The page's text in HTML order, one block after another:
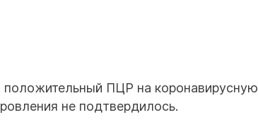
ПЦР на коронавирусную
не подтвердилось.